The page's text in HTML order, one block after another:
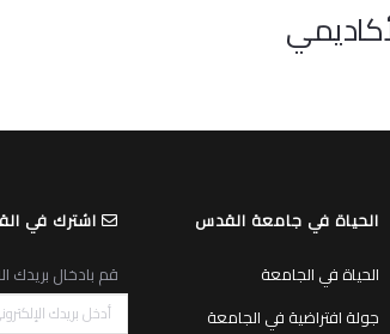
الحياة في جامعة القدس
الحياة في الجامعة
جولة افتراضية في الجامعة
اشترك في
قم بادخال بريدك